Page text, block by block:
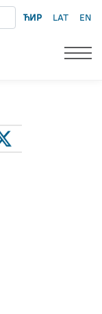
ЋИР LAT EN